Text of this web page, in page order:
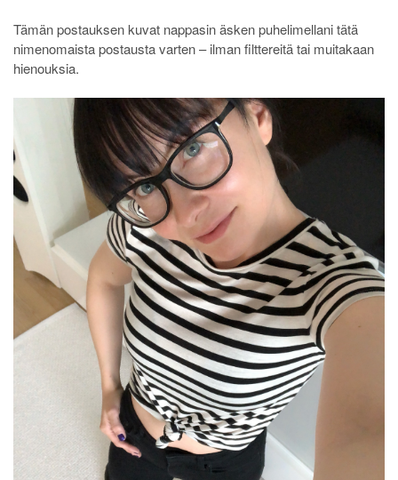
Tämän postauksen kuvat nappasin äsken puhelimellani tätä
nimenomaista postausta varten – ilman filttereitä tai muitakaan
hienouksia.